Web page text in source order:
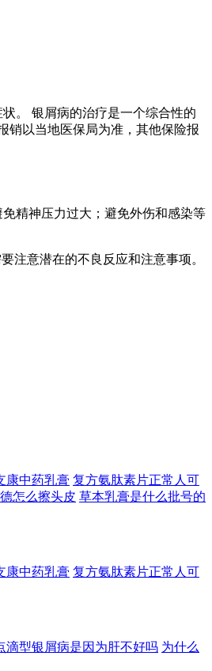
。 银屑病的治疗是一个综合性的
销以当地医保局为准，其他保险报
精神压力过大；避免外伤和感染等
注意潜在的不良反应和注意事项。
康中药乳膏 复方氨肽素片正常人可
怎么擦头皮 草本乳膏是什么批号的
康中药乳膏 复方氨肽素片正常人可
滴型银屑病是因为肝不好吗 为什么